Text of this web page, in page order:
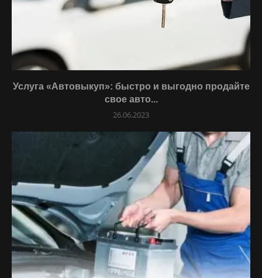
Услуга «Автовыкуп»: быстро и выгодно продайте
свое авто...
26.06.2023